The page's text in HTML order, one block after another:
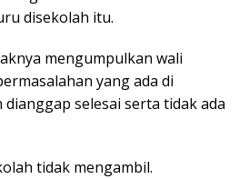
disekolah itu.
mengumpulkan wali
yang ada di
selesai serta tidak ada
tidak mengambil.